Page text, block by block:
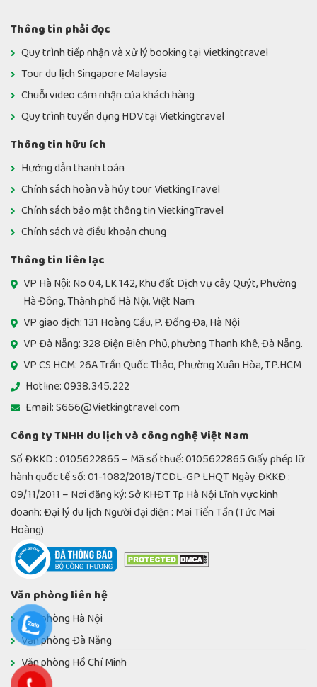
Thông tin phải đọc
Quy trình tiếp nhận và xử lý booking tại Vietkingtravel
Tour du lịch Singapore Malaysia
Chuỗi video cảm nhận của khách hàng
Quy trình tuyển dụng HDV tại Vietkingtravel
Thông tin hữu ích
Hướng dẫn thanh toán
Chính sách hoàn và hủy tour VietkingTravel
Chính sách bảo mật thông tin VietkingTravel
Chính sách và điều khoản chung
Thông tin liên lạc
VP Hà Nội: No 04, LK 142, Khu đất Dịch vụ cây Quýt, Phường
Hà Đông, Thành phố Hà Nội, Việt Nam
VP giao dịch: 131 Hoàng Cầu, P. Đống Đa, Hà Nội
VP Đà Nẵng: 328 Điện Biên Phủ, phường Thanh Khê, Đà Nẵng.
VP CS HCM: 26A Trần Quốc Thảo, Phường Xuân Hòa, TP.HCM
Hotline: 0938.345.222
Email: S666@Vietkingtravel.com
Công ty TNHH du lịch và công nghệ Việt Nam
Số ĐKKD : 0105622865 – Mã số thuế: 0105622865 Giấy phép lữ
hành quốc tế số: 01-1082/2018/TCDL-GP LHQT Ngày ĐKKĐ :
09/11/2011 – Nơi đăng ký: Sở KHĐT Tp Hà Nội Lĩnh vực kinh
doanh: Đại lý du lịch Người đại diện : Mai Tiến Tần (Tức Mai
Hoàng)
Văn phòng liên hệ
Văn phòng Hà Nội
Văn phòng Đà Nẵng
Văn phòng Hồ Chí Minh